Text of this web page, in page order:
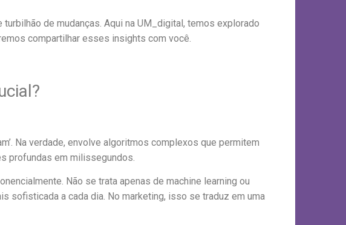
de mudanças. Aqui na UM_digital, temos explorado
compartilhar esses insights com você.
Na verdade, envolve algoritmos complexos que permitem
profundas em milissegundos.
Não se trata apenas de machine learning ou
sofisticada a cada dia. No marketing, isso se traduz em uma